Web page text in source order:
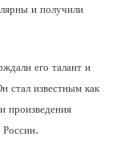
и получили
его талант и
стал известным как
произведения
России.